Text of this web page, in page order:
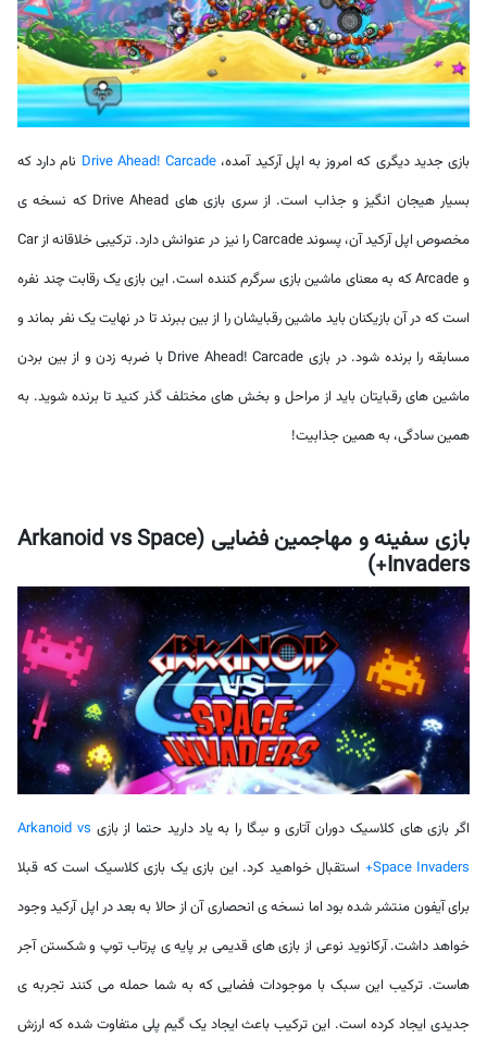
بازی جدید دیگری که امروز به اپل آرکید آمده، Drive Ahead! Carcade نام دارد که
بسیار هیجان انگیز و جذاب است. از سری بازی های Drive Ahead که نسخه ی
مخصوص اپل آرکید آن، پسوند Carcade را نیز در عنوانش دارد. ترکیبی خلاقانه از Car
و Arcade که به معنای ماشین بازی سرگرم کننده است. این بازی یک رقابت چند نفره
است که در آن بازیکنان باید ماشین رقبایشان را از بین ببرند تا در نهایت یک نفر بماند و
مسابقه را برنده شود. در بازی Drive Ahead! Carcade با ضربه زدن و از بین بردن
ماشین های رقبایتان باید از مراحل و بخش های مختلف گذر کنید تا برنده شوید. به
همین سادگی، به همین جذابیت!
بازی سفینه و مهاجمین فضایی (Arkanoid vs Space
Invaders+)
اگر بازی های کلاسیک دوران آتاری و سِگا را به یاد دارید حتما از بازی Arkanoid vs
Space Invaders+
استقبال خواهید کرد. این بازی یک بازی کلاسیک است که قبلا
برای آیفون منتشر شده بود اما نسخه ی انحصاری آن از حالا به بعد در اپل آرکید وجود
خواهد داشت. آرکانوید نوعی از بازی های قدیمی بر پایه ی پرتاب توپ و شکستن آجر
هاست. ترکیب این سبک با موجودات فضایی که به شما حمله می کنند تجربه ی
جدیدی ایجاد کرده است. این ترکیب باعث ایجاد یک گیم پلی متفاوت شده که ارزش